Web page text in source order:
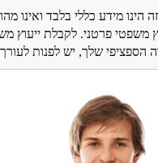
מידע כללי בלבד ואינו
משפטי פרטני. לקבלת ייעוץ
שלך, יש לפנות לעורך